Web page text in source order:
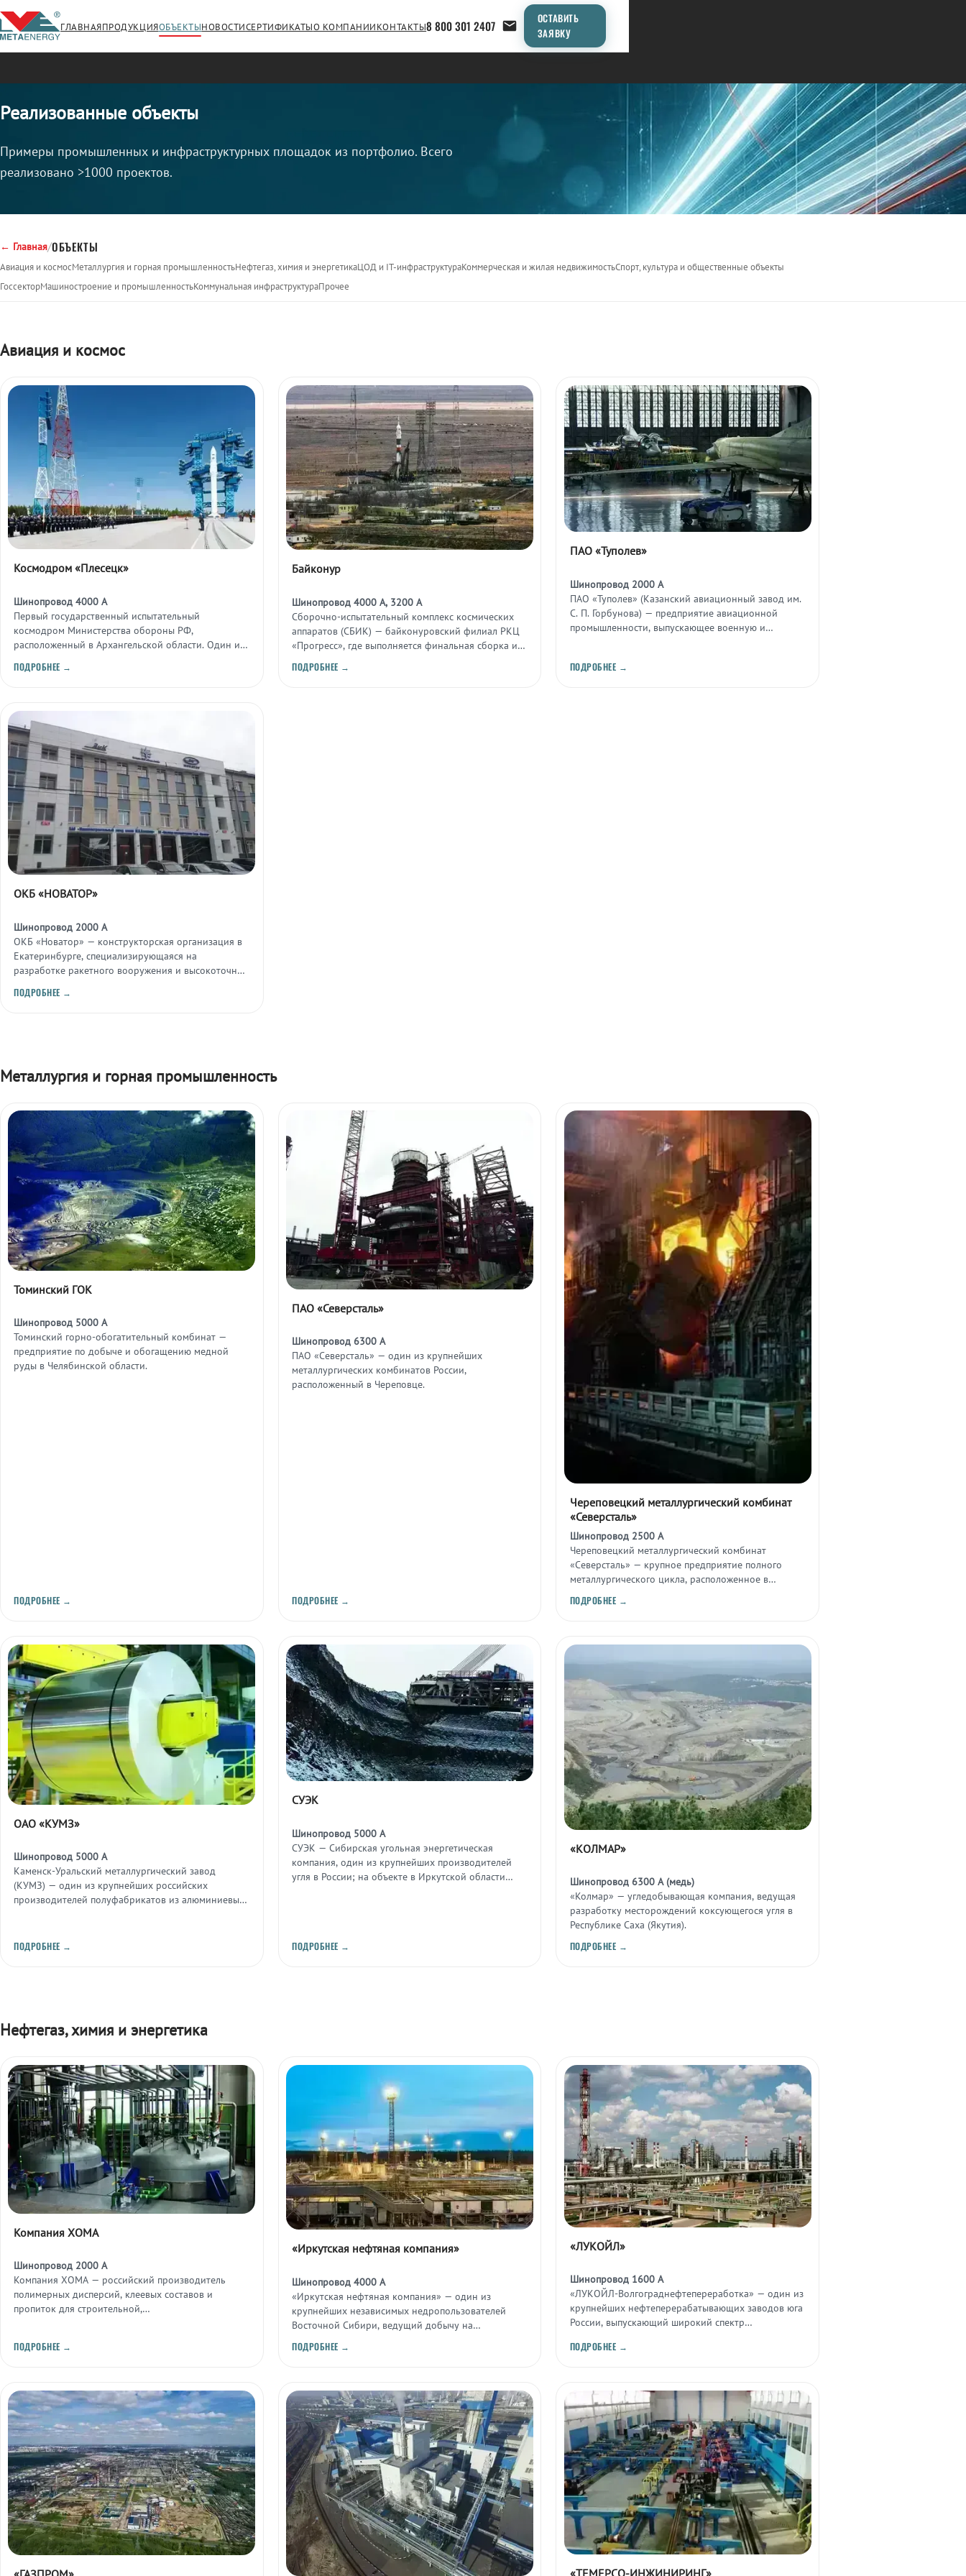
ГЛАВНАЯПРОДУКЦИЯОБЪЕКТЫНОВОСТИСЕРТИФИКАТЫО КОМПАНИИКОНТАКТЫ8 800 301 2407
ОСТАВИТЬ
ЗАЯВКУ
Реализованные объекты
Примеры промышленных и инфраструктурных площадок из портфолио. Всего
реализовано >1000 проектов.
← Главная/ОБЪЕКТЫ
Авиация и космосМеталлургия и горная промышленностьНефтегаз, химия и энергетикаЦОД и IT-инфраструктураКоммерческая и жилая недвижимостьСпорт, культура и общественные объекты
ГоссекторМашиностроение и промышленностьКоммунальная инфраструктураПрочее
Авиация и космос
Космодром «Плесецк»
Шинопровод 4000 А
Первый государственный испытательный
космодром Министерства обороны РФ,
расположенный в Архангельской области. Один из
обеспечивающий пусковые программы военного и
ПОДРОБНЕЕ →
Байконур
Шинопровод 4000 А, 3200 А
Сборочно-испытательный комплекс космических
аппаратов (СБИК) — байконуровский филиал РКЦ
«Прогресс», где выполняется финальная сборка и
запуском.
ПОДРОБНЕЕ →
ПАО «Туполев»
Шинопровод 2000 А
ПАО «Туполев» (Казанский авиационный завод им.
С. П. Горбунова) — предприятие авиационной
промышленности, выпускающее военную и
ПОДРОБНЕЕ →
ОКБ «НОВАТОР»
Шинопровод 2000 А
ОКБ «Новатор» — конструкторская организация в
Екатеринбурге, специализирующаяся на
разработке ракетного вооружения и высокоточных
ПОДРОБНЕЕ →
Металлургия и горная промышленность
Томинский ГОК
Шинопровод 5000 А
Томинский горно-обогатительный комбинат —
предприятие по добыче и обогащению медной
руды в Челябинской области.
ПОДРОБНЕЕ →
ПАО «Северсталь»
Шинопровод 6300 А
ПАО «Северсталь» — один из крупнейших
металлургических комбинатов России,
расположенный в Череповце.
ПОДРОБНЕЕ →
Череповецкий металлургический комбинат
«Северсталь»
Шинопровод 2500 А
Череповецкий металлургический комбинат
«Северсталь» — крупное предприятие полного
металлургического цикла, расположенное в
Вологодской области.
ПОДРОБНЕЕ →
ОАО «КУМЗ»
Шинопровод 5000 А
Каменск-Уральский металлургический завод
(КУМЗ) — один из крупнейших российских
производителей полуфабрикатов из алюминиевых
промышленности.
ПОДРОБНЕЕ →
СУЭК
Шинопровод 5000 А
СУЭК — Сибирская угольная энергетическая
компания, один из крупнейших производителей
угля в России; на объекте в Иркутской области
ПОДРОБНЕЕ →
«КОЛМАР»
Шинопровод 6300 А (медь)
«Колмар» — угледобывающая компания, ведущая
разработку месторождений коксующегося угля в
Республике Саха (Якутия).
ПОДРОБНЕЕ →
Нефтегаз, химия и энергетика
Компания ХОМА
Шинопровод 2000 А
Компания ХОМА — российский производитель
полимерных дисперсий, клеевых составов и
пропиток для строительной,
ПОДРОБНЕЕ →
«Иркутская нефтяная компания»
Шинопровод 4000 А
«Иркутская нефтяная компания» — один из
крупнейших независимых недропользователей
Восточной Сибири, ведущий добычу на
Ярактинском нефтегазоконденсатном
месторождении.
ПОДРОБНЕЕ →
«ЛУКОЙЛ»
Шинопровод 1600 А
«ЛУКОЙЛ-Волгограднефтепереработка» — один из
крупнейших нефтеперерабатывающих заводов юга
России, выпускающий широкий спектр
ПОДРОБНЕЕ →